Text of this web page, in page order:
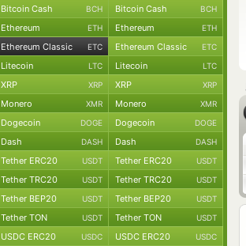
Bitcoin Cash BCH Bitcoin Cash BCH
Ethereum ETH Ethereum ETH
Ethereum Classic ETC Ethereum Classic ETC
Litecoin LTC Litecoin LTC
XRP XRP XRP XRP
Monero XMR Monero XMR
Dogecoin DOGE Dogecoin DOGE
Dash DASH Dash DASH
Tether ERC20 USDT Tether ERC20 USDT
Tether TRC20 USDT Tether TRC20 USDT
Tether BEP20 USDT Tether BEP20 USDT
Tether TON USDT Tether TON USDT
USDC ERC20 USDC USDC ERC20 USDC